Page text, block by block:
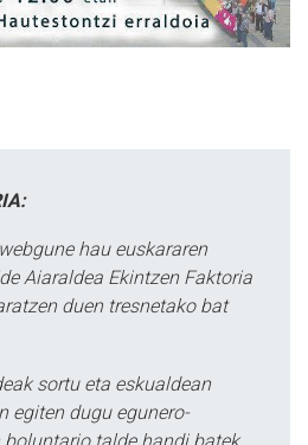
hau euskararen
Aiaraldea Ekintzen Faktoria
duen tresnetako bat
sortu eta eskualdean
egiten dugu egunero-